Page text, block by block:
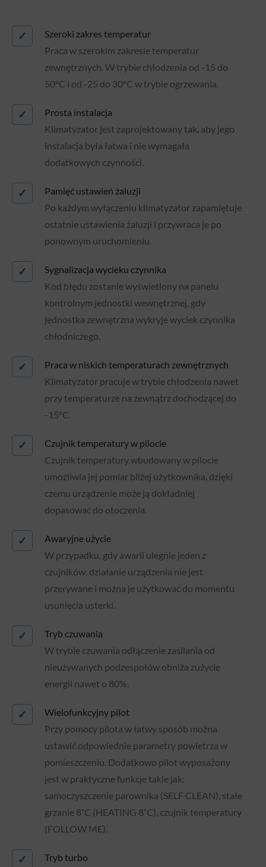
✓
Szeroki zakres temperatur
Praca w szerokim zakresie temperatur
zewnętrznych. W trybie chłodzenia od -15 do
50°C i od -25 do 30°C w trybie ogrzewania.
✓
Prosta instalacja
Klimatyzator jest zaprojektowany tak, aby jego
instalacja była łatwa i nie wymagała
dodatkowych czynności.
✓
Pamięć ustawień żaluzji
Po każdym wyłączeniu klimatyzator zapamiętuje
ostatnie ustawienia żaluzji i przywraca je po
ponownym uruchomieniu.
✓
Sygnalizacja wycieku czynnika
Kod błędu zostanie wyświetlony na panelu
kontrolnym jednostki wewnętrznej, gdy
jednostka zewnętrzna wykryje wyciek czynnika
chłodniczego.
✓
Praca w niskich temperaturach zewnętrznych
Klimatyzator pracuje w trybie chłodzenia nawet
przy temperaturze na zewnątrz dochodzącej do
-15°C.
✓
Czujnik temperatury w pilocie
Czujnik temperatury wbudowany w pilocie
umożliwia jej pomiar bliżej użytkownika, dzięki
czemu urządzenie może ją dokładniej
dopasować do otoczenia.
✓
Awaryjne użycie
W przypadku, gdy awarii ulegnie jeden z
czujników, działanie urządzenia nie jest
przerywane i można je użytkować do momentu
usunięcia usterki.
✓
Tryb czuwania
W trybie czuwania odłączenie zasilania od
nieużywanych podzespołów obniża zużycie
energii nawet o 80%.
✓
Wielofunkcyjny pilot
Przy pomocy pilota w łatwy sposób można
ustawić odpowiednie parametry powietrza w
pomieszczeniu. Dodatkowo pilot wyposażony
jest w praktyczne funkcje takie jak:
samoczyszczenie parownika (SELF CLEAN), stałe
grzanie 8˚C (HEATING 8˚C), czujnik temperatury
(FOLLOW ME).
✓
Tryb turbo